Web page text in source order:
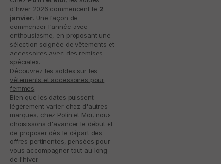
d'hiver 2026 commencent le 2
janvier. Une façon de
commencer l'année avec
enthousiasme, en proposant une
sélection soignée de vêtements et
accessoires avec des remises
spéciales.
Découvrez les soldes sur les
vêtements et accessoires pour
femmes.
Bien que les dates puissent
légèrement varier chez d'autres
marques, chez Polín et Moi, nous
choisissons d'avancer le début et
de proposer dès le départ des
offres pertinentes, pensées pour
vous accompagner tout au long
de l'hiver.